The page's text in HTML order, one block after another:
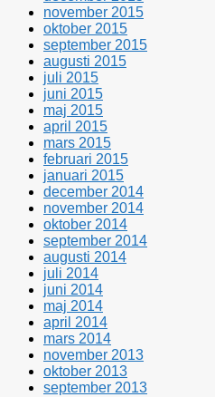
november 2015
oktober 2015
september 2015
augusti 2015
juli 2015
juni 2015
maj 2015
april 2015
mars 2015
februari 2015
januari 2015
december 2014
november 2014
oktober 2014
september 2014
augusti 2014
juli 2014
juni 2014
maj 2014
april 2014
mars 2014
november 2013
oktober 2013
september 2013